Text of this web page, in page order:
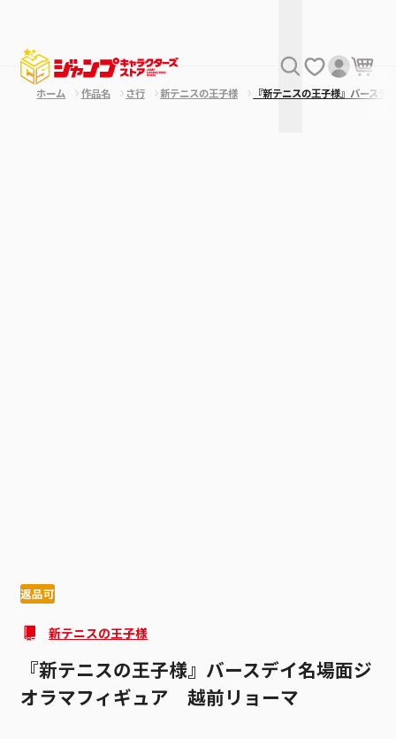
ホーム 作品名 さ行 新テニスの王子様 『新テニスの王子様』バース
返品可
新テニスの王子様
『新テニスの王子様』バースデイ名場面ジ
オラマフィギュア 越前リョーマ